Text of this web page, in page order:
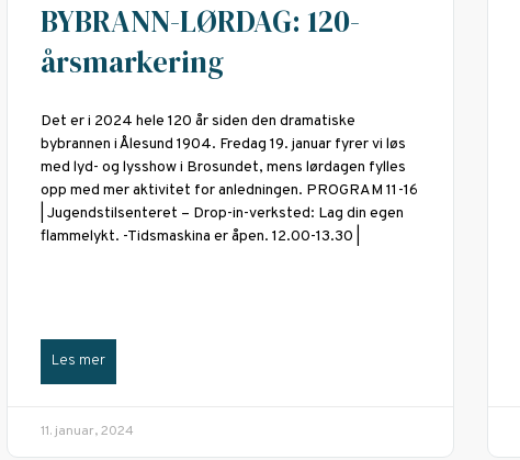
BYBRANN-LØRDAG: 120-
årsmarkering
Det er i 2024 hele 120 år siden den dramatiske
bybrannen i Ålesund 1904. Fredag 19. januar fyrer vi løs
med lyd- og lysshow i Brosundet, mens lørdagen fylles
opp med mer aktivitet for anledningen. PROGRAM 11-16
| Jugendstilsenteret – Drop-in-verksted: Lag din egen
flammelykt. -Tidsmaskina er åpen. 12.00-13.30 |
Les mer
11. januar, 2024